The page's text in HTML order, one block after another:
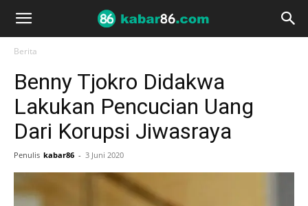
Berita
Benny Tjokro Didakwa
Lakukan Pencucian Uang
Dari Korupsi Jiwasraya
Penulis kabar86 - 3 Juni 2020